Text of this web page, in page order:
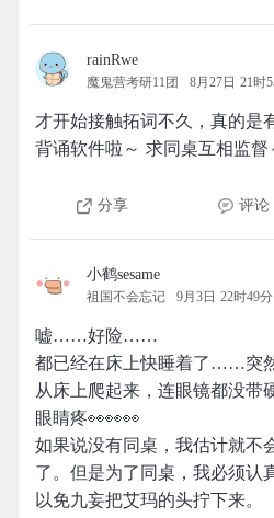
rainRwe
魔鬼营考研11团 8月27日 21时
才开始接触拓词不久，真的是
背诵软件啦～ 求同桌互相监督
分享 评论
小鹤sesame
祖国不会忘记 9月3日 22时49分
嘘……好险……
都已经在床上快睡着了……突
从床上爬起来，连眼镜都没带
眼睛疼👀👀👀
如果说没有同桌，我估计就不
了。但是为了同桌，我必须认
以免九妄把艾玛的头拧下来。